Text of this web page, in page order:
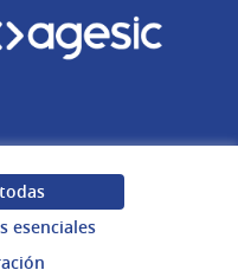
esenciales